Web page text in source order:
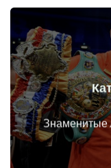
Знаменитые